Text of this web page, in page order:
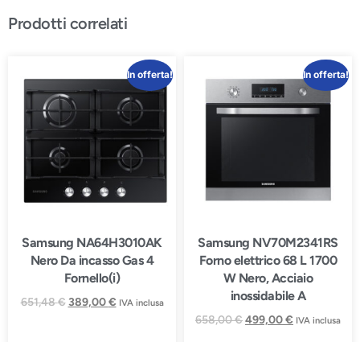
Prodotti correlati
In offerta!
Samsung NA64H3010AK
Nero Da incasso Gas 4
Fornello(i)
651,48€ 389,00€ IVA inclusa
In offerta!
Samsung NV70M2341RS
Forno elettrico 68 L 1700
W Nero, Acciaio
inossidabile A
658,00€499,00€ IVA inclusa